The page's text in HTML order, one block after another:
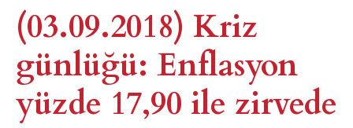
(03.09.2018) Kriz
günlüğü: Enflasyon
yüzde 17,90 ile zirvede